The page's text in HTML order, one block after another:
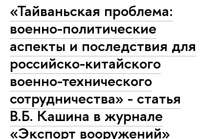
«Тайваньская проблема:
военно-политические
аспекты и последствия для
российско-китайского
военно-технического
сотрудничества» - статья
В.Б. Кашина в журнале
«Экспорт вооружений»